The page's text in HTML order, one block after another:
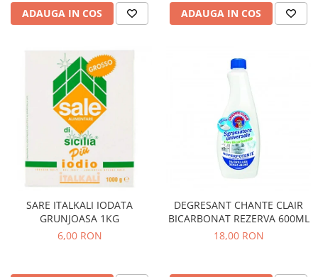
ADAUGA IN COS ADAUGA IN COS
SARE ITALKALI IODATA
GRUNJOASA 1KG
6,00 RON
DEGRESANT CHANTE CLAIR
BICARBONAT REZERVA 600ML
18,00 RON